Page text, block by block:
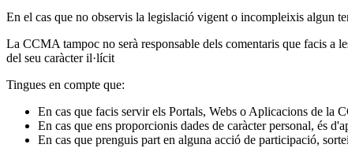
En el cas que no observis la legislació vigent o incompleixis algun
La CCMA tampoc no serà responsable dels comentaris que facis a
del seu caràcter il·lícit
Tingues en compte que:
En cas que facis servir els Portals, Webs o Aplicacions de la
En cas que ens proporcionis dades de caràcter personal, és
En cas que prenguis part en alguna acció de participació,